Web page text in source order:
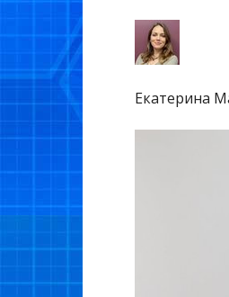
Екатерина